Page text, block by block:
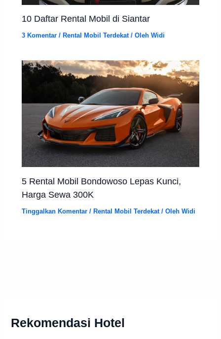
10 Daftar Rental Mobil di Siantar
3 Komentar / Rental Mobil Terdekat/ OlehWidi
5 Rental Mobil Bondowoso Lepas Kunci,
Harga Sewa 300K
Tinggalkan Komentar / Rental Mobil Terdekat/ OlehWidi
Rekomendasi Hotel